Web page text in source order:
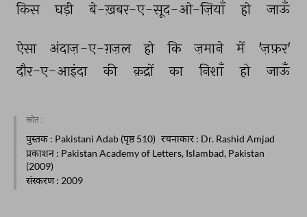
किस
घड़ी बे-ख़बर-ए-सूद-ओ-ज़ियाँ हो जाऊँ
ऐसा अंदाज़-ए-ग़ज़ल हो कि ज़माने में
'ज़फ़र'
दौर-ए-आइंदा
की क़द्रों का निशाँ हो जाऊँ
स्रोत :
पुस्तक : Pakistani Adab (पृष्ठ 510) रचनाकार : Dr. Rashid Amjad
प्रकाशन : Pakistan Academy of Letters, Islambad, Pakistan
(2009)
संस्करण: 2009